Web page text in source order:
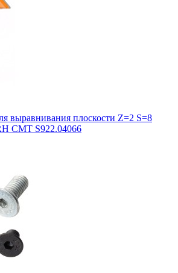
выравнивания плоскости Z=2 S=8
CMT S922.04066